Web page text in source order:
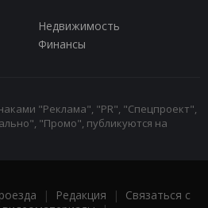
Недвижимость
Финансы
"Реклама", "PR", "Спецпроект",
"Промо", публикуются на
| Редакция | Связаться с